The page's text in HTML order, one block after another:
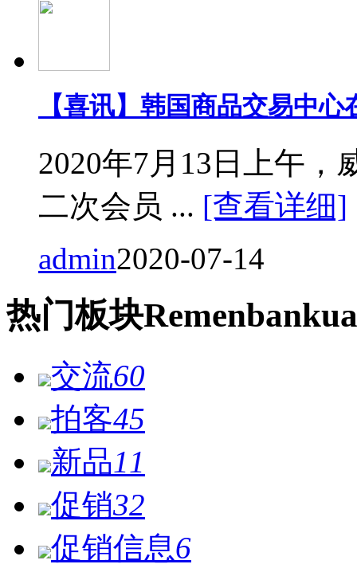
【喜讯】韩国商品交易中
2020年7月13日上午，
二次会员 ... [查看详细]
admin2020-07-14
热门板块Remen
交流60
拍客45
新品11
促销32
促销信息6